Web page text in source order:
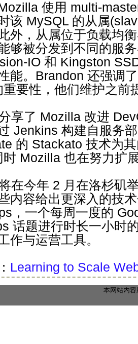
Mozilla 使用 multi-
该 MySQL 的从属
外，从属位于负载均
够被分发到不同的服
IO 和 Kingston
能。Brandon 还强调
要性，他们维护之前
享了 Mozilla 改进
Jenkins 构建自服务
的 Stackato 技术为
时 Mozilla 也在努力扩
在今年 2 月在洛杉矶
内容给出更深入的技
，一个每周一度的
话题进行时长一小时
作与运营工具。
Learning to Scale
本网站内